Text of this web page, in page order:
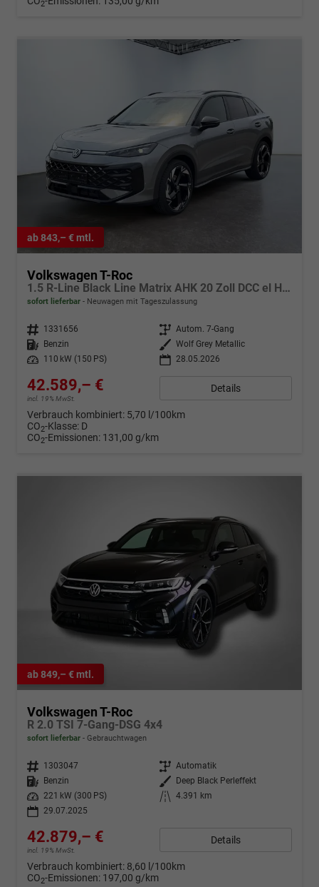
2
ab 843,– € mtl.
Volkswagen T-Roc
1.5 R-Line Black Line Matrix AHK 20 Zoll DCC el Heckklappe 4J Garantie
sofort lieferbar Neuwagen mit Tageszulassung
Fahrzeugnr. 1331656 Getriebe Autom. 7-Gang
Kraftstoff
Benzin Außenfarbe Wolf Grey Metallic
Leistung
110 kW (150 PS) 28.05.2026
42.589,– €
incl. 19% MwSt.
Details
Verbrauch kombiniert: 5,70 l/100km
CO2-Klasse: D
CO2-Emissionen: 131,00 g/km
ab 849,– € mtl.
Volkswagen T-Roc
R 2.0 TSI 7-Gang-DSG 4x4
sofort lieferbar Gebrauchtwagen
Fahrzeugnr. 1303047 Getriebe Automatik
Kraftstoff
Benzin Außenfarbe
Deep Black Perleffekt
Leistung
221 kW (300 PS) Kilometerstand
4.391 km
29.07.2025
42.879,– €
incl. 19% MwSt.
Details
Verbrauch kombiniert: 8,60 l/100km
CO2-Emissionen: 197,00 g/km